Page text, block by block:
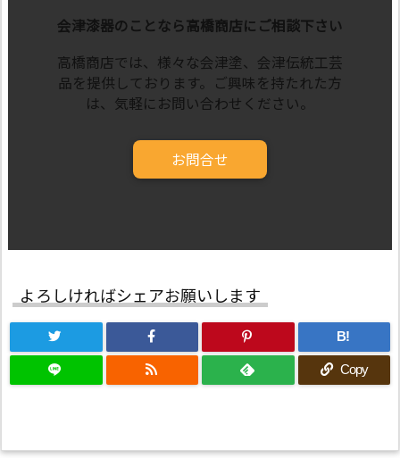
会津漆器のことなら高橋商店にご相談下さい
高橋商店では、様々な会津塗、会津伝統工芸
品を提供しております。ご興味を持たれた方
は、気軽にお問い合わせください。
お問合せ
よろしければシェアお願いします
B!
Copy